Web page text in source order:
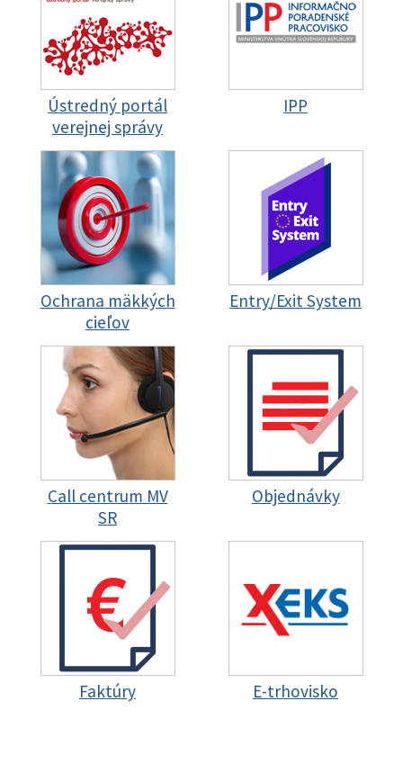
Ústredný portál
verejnej správy
IPP
Ochrana mäkkých
cieľov
Entry/Exit System
Call centrum MV
SR
Objednávky
Faktúry E-trhovisko